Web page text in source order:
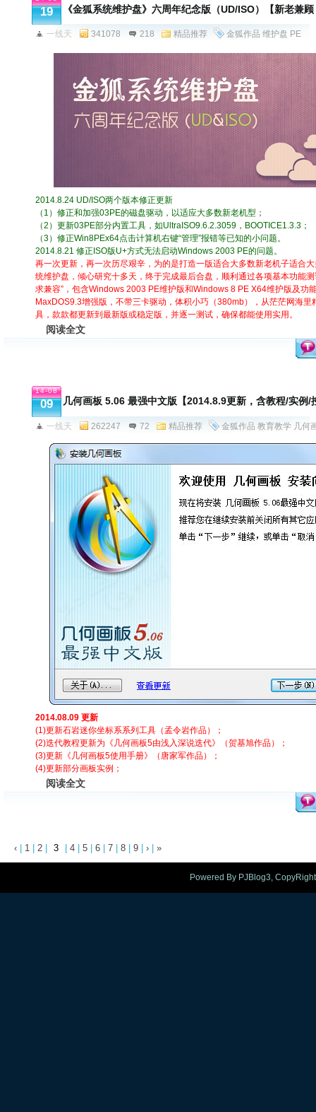
19 《金狐系统维护盘》六周年纪念版（UD/ISO）【新老兼
一线天 341078 218 精品推荐 金狐作品 维护盘 PE
2014.8.24 UD/ISO两个版本修正更新
（1）修正和加强03PE的磁盘驱动，以适应大多数新老机型；
（2）更新03PE部分内置工具，如UltraISO9.6.2.3059，BOOTICE1.3.3；
（3）修正Win8PEx64点击计算机右键“管理”报错等已知的小问题。
2014.8.21 修正ISO版U+方式无法启动Windows 2003 PE的问题。
再一次更新，再一次历尽艰辛，为的是打造一版适合大多数新老机子适合
统维护盘，倾心研究十多天，终于完成最后合盘，顺利通过各项基本功能
求兼容”，包含Windows 2003 PE维护版和Windows 8 PE X64维护版及功
MaxDOS9.3增强版，不带三卡驱动，体积小巧（380mb），从茫茫网海里
具，款款都更新到最新版或稳定版，并逐一测试，确保都能使用实用。
阅读全文
14-08
09 几何画板 5.06 最强中文版【2014.8.9更新，含教程/实例/
一线天 262247 72 精品推荐 金狐作品 教育教学 几何
2014.08.09 更新
(1)更新石岩迷你坐标系系列工具（孟令岩作品）；
(2)迭代教程更新为《几何画板5由浅入深说迭代》（贺基旭作品）；
(3)更新《几何画板5使用手册》（唐家军作品）；
(4)更新部分画板实例；
阅读全文
‹ 1 2 3 4 5 6 7 8 9 › »
Powered By PJBlog3,